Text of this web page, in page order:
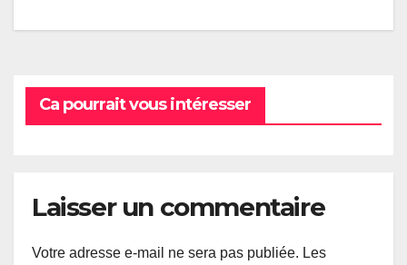
Ca pourrait vous intéresser
Laisser un commentaire
Votre adresse e-mail ne sera pas publiée. Les